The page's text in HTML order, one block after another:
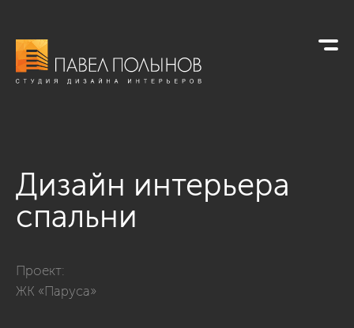
Дизайн интерьера
спальни
Проект:
ЖК «Паруса»